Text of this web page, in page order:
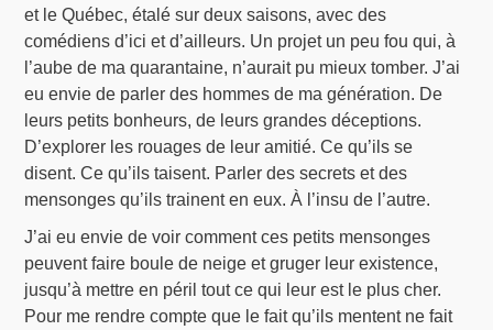
et le Québec, étalé sur deux saisons, avec des
comédiens d’ici et d’ailleurs. Un projet un peu fou qui, à
l’aube de ma quarantaine, n’aurait pu mieux tomber. J’ai
eu envie de parler des hommes de ma génération. De
leurs petits bonheurs, de leurs grandes déceptions.
D’explorer les rouages de leur amitié. Ce qu’ils se
disent. Ce qu’ils taisent. Parler des secrets et des
mensonges qu’ils trainent en eux. À l’insu de l’autre.
J’ai eu envie de voir comment ces petits mensonges
peuvent faire boule de neige et gruger leur existence,
jusqu’à mettre en péril tout ce qui leur est le plus cher.
Pour me rendre compte que le fait qu’ils mentent ne fait